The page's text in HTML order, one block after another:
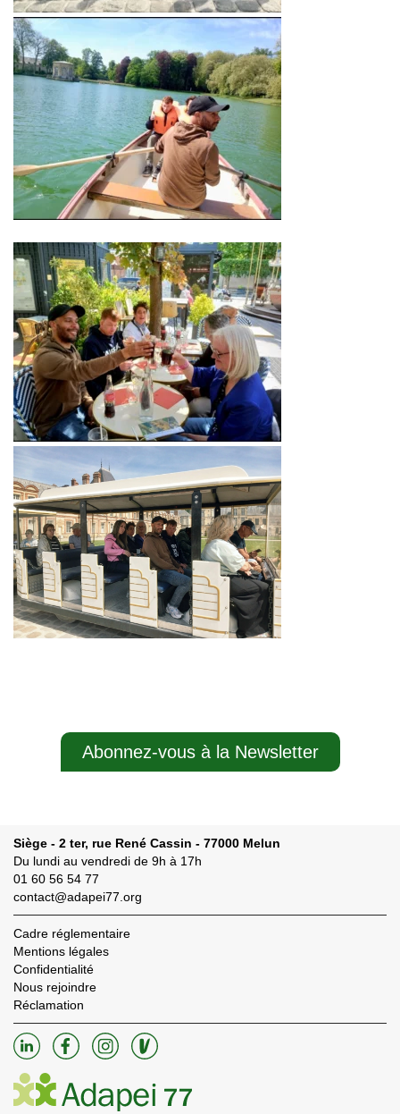
Abonnez-vous à la Newsletter
Siège - 2 ter, rue René Cassin - 77000 Melun
Du lundi au vendredi de 9h à 17h
01 60 56 54 77
contact@adapei77.org
Cadre réglementaire
Mentions légales
Confidentialité
Nous rejoindre
Réclamation